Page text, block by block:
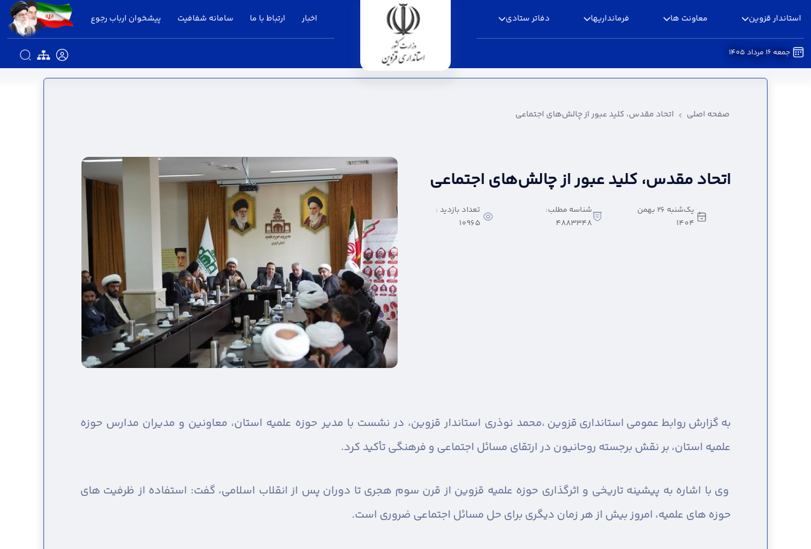
استاندار قزوین معاونت ها فرمانداریها دفاتر ستادی اخبار ارتباط با ما سامانه شفافیت پیشخوان ارباب رجوع
جمعه 16 مرداد 1405
اتحاد مقدس، کلید عبور از چالش‌های اجتماعی - استانداری قزوین
صفحه اصلی اتحاد مقدس، کلید عبور از چالش‌های اجتماعی
اتحاد مقدس، کلید عبور از چالش‌های اجتماعی
یک‌شنبه 26 بهمن
1404
شناسه مطلب:
4883348
تعداد بازدید :
10965
به گزارش روابط عمومی استانداری قزوین ،محمد نوذری استاندار قزوین، در نشست با مدیر حوزه علمیه استان، معاونین و مدیران مدارس حوزه
علمیه استان، بر نقش برجسته روحانیون در ارتقای مسائل اجتماعی و فرهنگی تأکید کرد.
وی با اشاره به پیشینه تاریخی و اثرگذاری حوزه علمیه قزوین از قرن سوم هجری تا دوران پس از انقلاب اسلامی، گفت: استفاده از ظرفیت های
حوزه های علمیه، امروز بیش از هر زمان دیگری برای حل مسائل اجتماعی ضروری است.